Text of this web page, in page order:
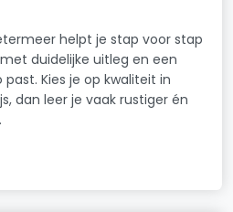
helpt je stap voor stap
duidelijke uitleg en een
Kies je op kwaliteit in
dan leer je vaak rustiger én